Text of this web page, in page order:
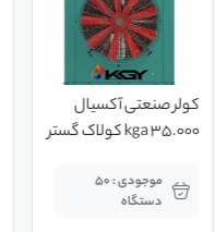
کولر صنعتی آکسیال
35.000 kga کولاک گستر
موجودی : 50
دستگاه